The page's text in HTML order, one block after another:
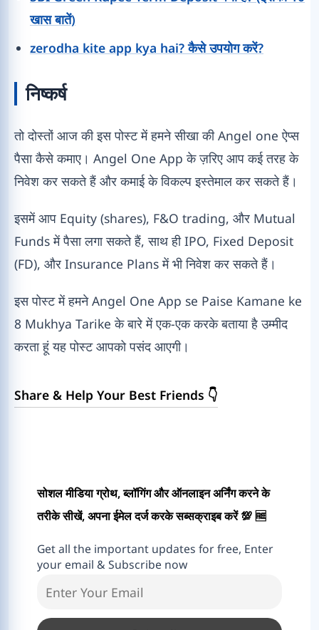
खास बातें)
zerodha kite app kya hai? कैसे उपयोग करें?
निष्कर्ष
तो दोस्तों आज की इस पोस्ट में हमने सीखा की Angel one ऐप्स
पैसा कैसे कमाए। Angel One App के ज़रिए आप कई तरह के
निवेश कर सकते हैं और कमाई के विकल्प इस्तेमाल कर सकते हैं।
इसमें आप Equity (shares), F&O trading, और Mutual
Funds में पैसा लगा सकते हैं, साथ ही IPO, Fixed Deposit
(FD), और Insurance Plans में भी निवेश कर सकते हैं।
इस पोस्ट में हमने Angel One App se Paise Kamane ke
8 Mukhya Tarike के बारे में एक-एक करके बताया है उम्मीद
करता हूं यह पोस्ट आपको पसंद आएगी।
Share & Help Your Best Friends 👇
सोशल मीडिया ग्रोथ, ब्लॉगिंग और ऑनलाइन अर्निंग करने के
तरीके सीखें, अपना ईमेल दर्ज करके सब्सक्राइब करें 💯 🆓
Get all the important updates for free, Enter
your email & Subscribe now